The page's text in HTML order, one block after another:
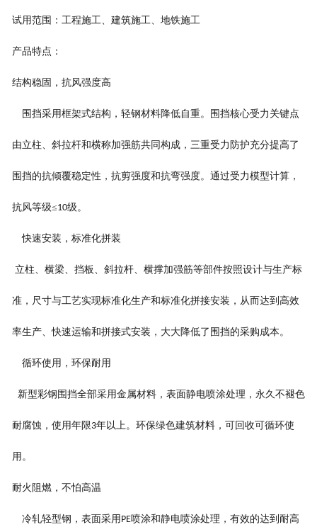
试用范围：工程施工、建筑施工、地铁施工
产品特点：
结构稳固，抗风强度高
围挡采用框架式结构，轻钢材料降低自重。围挡核心受力关键点
由立柱、斜拉杆和横称加强筋共同构成，三重受力防护充分提高了
围挡的抗倾覆稳定性，抗剪强度和抗弯强度。通过受力模型计算，
抗风等级≤10级。
快速安装，标准化拼装
立柱、横梁、挡板、斜拉杆、横撑加强筋等部件按照设计与生产标
准，尺寸与工艺实现标准化生产和标准化拼接安装，从而达到高效
率生产、快速运输和拼接式安装，大大降低了围挡的采购成本。
循环使用，环保耐用
新型彩钢围挡全部采用金属材料，表面静电喷涂处理，永久不褪色
耐腐蚀，使用年限3年以上。环保绿色建筑材料，可回收可循环使
用。
耐火阻燃，不怕高温
冷轧轻型钢，表面采用 PE喷涂和静电喷涂处理，有效的达到耐高